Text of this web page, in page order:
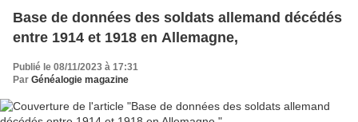
Base de données des soldats allemand décédés
entre 1914 et 1918 en Allemagne,
Publié le 08/11/2023 à 17:31
Par Généalogie magazine